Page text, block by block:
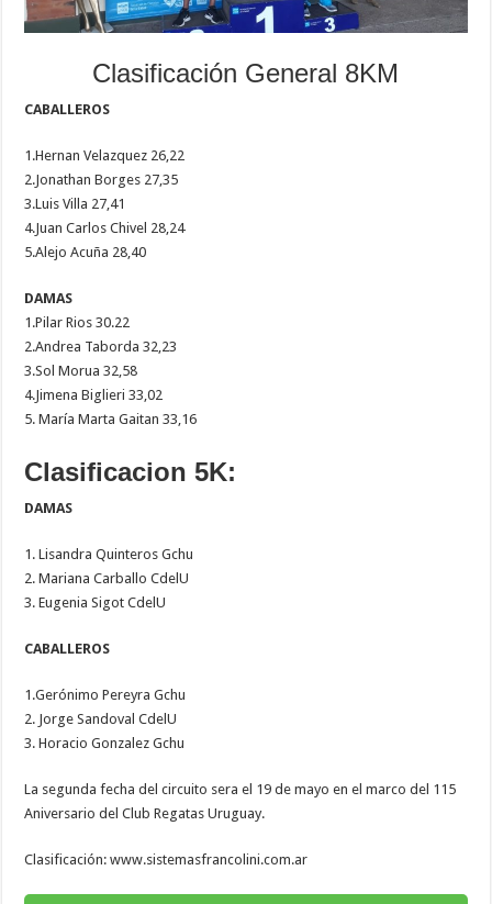
Clasificación General 8KM
CABALLEROS
1.Hernan Velazquez 26,22
2.Jonathan Borges 27,35
3.Luis Villa 27,41
4.Juan Carlos Chivel 28,24
5.Alejo Acuña 28,40
DAMAS
1.Pilar Rios 30.22
2.Andrea Taborda 32,23
3.Sol Morua 32,58
4.Jimena Biglieri 33,02
5. María Marta Gaitan 33,16
Clasificacion 5K:
DAMAS
1. Lisandra Quinteros Gchu
2. Mariana Carballo CdelU
3. Eugenia Sigot CdelU
CABALLEROS
1.Gerónimo Pereyra Gchu
2. Jorge Sandoval CdelU
3. Horacio Gonzalez Gchu
La segunda fecha del circuito sera el 19 de mayo en el marco del 115
Aniversario del Club Regatas Uruguay.
Clasificación: www.sistemasfrancolini.com.ar